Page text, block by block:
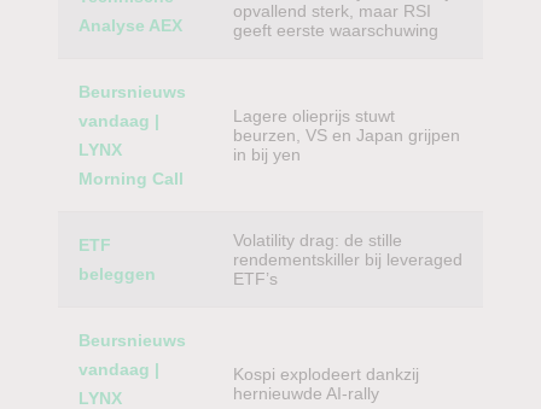
Analyse AEX
opvallend sterk, maar RSI
geeft eerste waarschuwing
Beursnieuws
vandaag |
LYNX
Morning Call
Lagere olieprijs stuwt
beurzen, VS en Japan grijpen
in bij yen
ETF
beleggen
Volatility drag: de stille
rendementskiller bij leveraged
ETF’s
Beursnieuws
vandaag |
LYNX
Kospi explodeert dankzij
hernieuwde AI-rally